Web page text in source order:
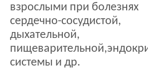
взрослыми при болезнях
сердечно-сосудистой,
дыхательной,
системы и др.
Свердловская область
Регион*
Нет учетной записи на